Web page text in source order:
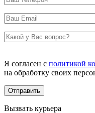
Я согласен с политикой
на обработку своих
Вызвать курьера